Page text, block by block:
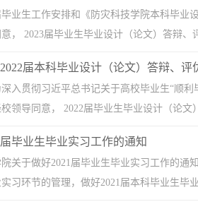
毕业生工作安排和《防灾科技学院本科毕业
， 2023届毕业生毕业设计（论文）答辩
届本科毕业设计（论文）答辩、评
入贯彻习近平总书记关于高校毕业生“顺
领导同意， 2022届毕业生毕业设计（论
毕业生毕业实习工作的通知
关于做好2021届毕业生毕业实习工作的通
习环节的管理，做好2021届本科毕业生